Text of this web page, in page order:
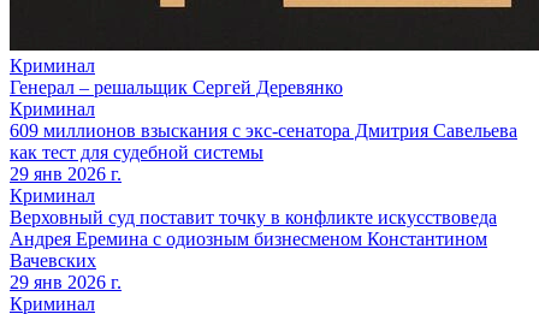
Криминал
Генерал – решальщик Сергей Деревянко
Криминал
609 миллионов взыскания с экс-сенатора Дмитрия Савельева
как тест для судебной системы
29 янв 2026 г.
Криминал
Верховный суд поставит точку в конфликте искусствоведа
Андрея Еремина с одиозным бизнесменом Константином
Вачевских
29 янв 2026 г.
Криминал